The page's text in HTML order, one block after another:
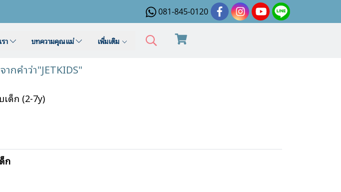
081-845-0120
า บทความคุณแม่ เพิ่มเติม
กคำว่า"JETKIDS"
เด็ก (2-7y)
ก